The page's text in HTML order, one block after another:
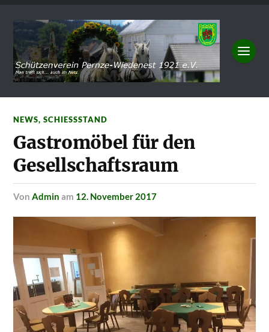
NEWS,SCHIESSSTAND
Gastromöbel für den
Gesellschaftsraum
vonAdmin am 12. November 2017